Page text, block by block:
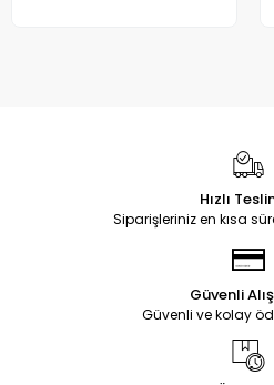
Hızlı
Siparişleriniz en kısa
Güvenli
Güvenli ve kolay